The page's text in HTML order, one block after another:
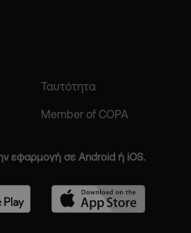
Ταυτότητα
Member of COPA
εφαρμογή σε Android ή iOS.